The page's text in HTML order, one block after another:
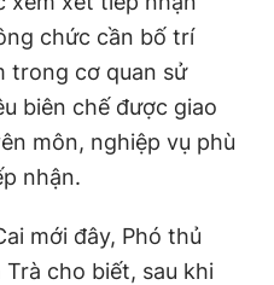
chức cần bố trí
trong cơ quan sử
biên chế được giao
môn, nghiệp vụ phù
nhận.
mới đây, Phó thủ
cho biết, sau khi